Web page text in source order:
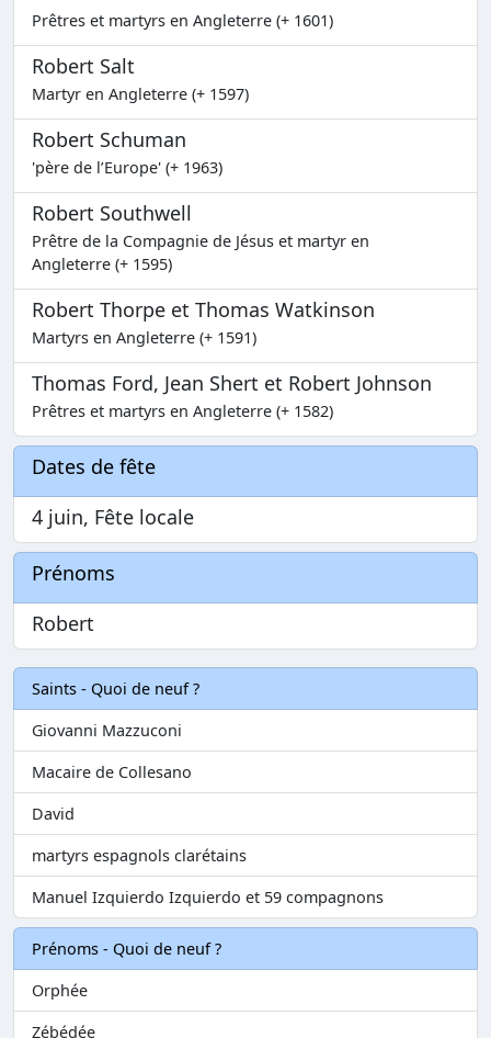
Prêtres et martyrs en Angleterre (+ 1601)
Robert Salt
Martyr en Angleterre (+ 1597)
Robert Schuman
'père de l’Europe' (+ 1963)
Robert Southwell
Prêtre de la Compagnie de Jésus et martyr en
Angleterre (+ 1595)
Robert Thorpe et Thomas Watkinson
Martyrs en Angleterre (+ 1591)
Thomas Ford, Jean Shert et Robert Johnson
Prêtres et martyrs en Angleterre (+ 1582)
Dates de fête
4 juin, Fête locale
Prénoms
Robert
Saints - Quoi de neuf ?
Giovanni Mazzuconi
Macaire de Collesano
David
martyrs espagnols clarétains
Manuel Izquierdo Izquierdo et 59 compagnons
Prénoms - Quoi de neuf ?
Orphée
Zébédée